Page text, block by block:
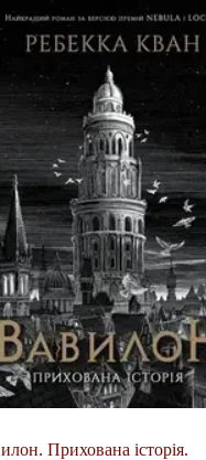
Прихована історія.